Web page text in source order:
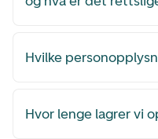
Hvilke
Hvor lenge lagrer vi